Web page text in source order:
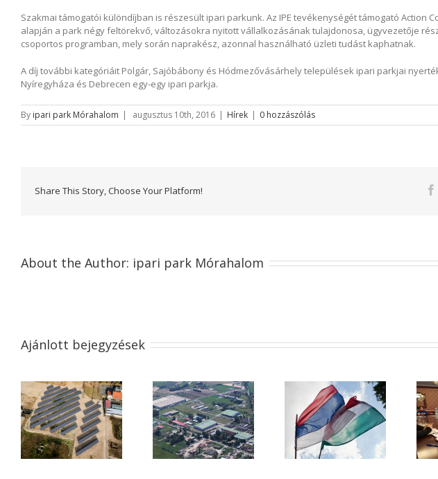
Szakmai támogatói különdíjban is részesült ipari parkunk. Az IPE tevékenységét támogató Action
alapján a park négy feltörekvő, változásokra nyitott vállalkozásának tulajdonosa, ügyvezetője
csoportos programban, mely során naprakész, azonnal használható üzleti tudást kaphatnak.
A díj további kategóriáit Polgár, Sajóbábony és Hódmezővásárhely települések ipari parkjai
Nyíregyháza és Debrecen egy-egy ipari parkja.
By ipari park Mórahalom | augusztus 10th, 2016 | Hírek | 0 hozzászólás
Share This Story, Choose Your Platform!
About the Author: ipari park Mórahalom
Ajánlott bejegyzések
Agrárlogisztikai
fejlesztések az
ipari parkban
Magyar-Szerb
Vállalkozói Fórum
csütörtökön
Pályázati
tájékoztató a
GINOP-1.2.1 és